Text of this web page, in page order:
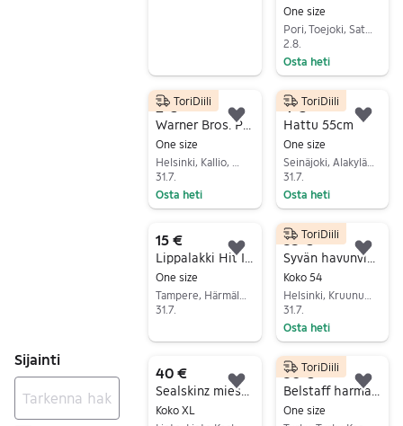
Sijainti
One size
Pori, Toejoki, Satakunta
2.8.
Osta heti
2 €
One size
31.7.
Osta heti
ToriDiili
Lisää suosikiksi.
4 €
Hattu 55cm
One size
Seinäjoki, Alakylä-Jouppi, Etelä-Pohjanmaa
31.7.
Osta heti
ToriDiili
15 €
One size
31.7.
Lisää suosikiksi.
35 €
Syvän havunvihreä lierihattu
Koko 54
31.7.
Osta heti
ToriDiili
40 €
Koko XL
Lisää suosikiksi.
30 €
One size
ToriDiili